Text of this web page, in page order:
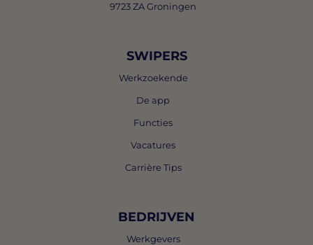
9723 ZA Groningen
SWIPERS
Werkzoekende
De app
Functies
Vacatures
Carrière Tips
BEDRIJVEN
Werkgevers